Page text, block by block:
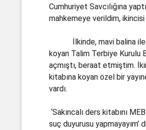
Cumhuriyet Savcılığına
mahkemeye verildim,
İlkinde, mavi balina ile
koyan Talim Terbiye Kurulu
açmıştı, beraat etmiştim.
kitabına koyan özel bir
vardı.
‘Sakıncalı ders kitabını
suç duyurusu yapmayayım’